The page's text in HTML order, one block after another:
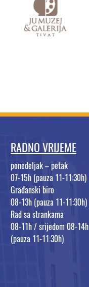
RADNO VRIJEME
ponedeljak – petak
07-15h (pauza 11-11:30h)
Građanski biro
08-13h (pauza 11-11:30h)
Rad sa strankama
08-11h / srijedom 08-14h
(pauza 11-11:30h)